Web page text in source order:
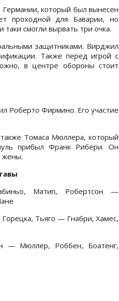
Германии, который был вынесен
проходной для Баварии, но
смогли вырвать три очка.
защитниками. Вирджил
Также перед игрой с
в центре обороны стоит
Роберто Фирмино. Его участие
Томаса Мюллера, который
прибыл Франк Рибери. Он
жены.
Матип, Робертсон —
Тьяго — Гнабри, Хамес,
— Мюллер, Роббен, Боатенг,